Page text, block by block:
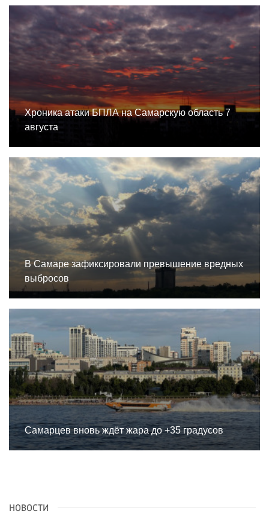
Хроника атаки БПЛА на Самарскую область 7
августа
В Самаре зафиксировали превышение вредных
выбросов
Самарцев вновь ждёт жара до +35 градусов
НОВОСТИ